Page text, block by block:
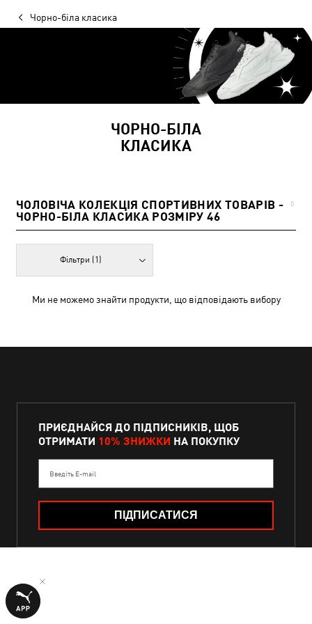
Чорно-біла класика
ЧОРНО-БІЛА
КЛАСИКА
ЧОЛОВІЧА КОЛЕКЦІЯ СПОРТИВНИХ ТОВАРІВ -
ЧОРНО-БІЛА КЛАСИКА РОЗМІРУ 46
0
Фільтри (1)
Ми не можемо знайти продукти, що відповідають вибору
ПРИЄДНАЙСЯ ДО ПІДПИСНИКІВ, ЩОБ
ОТРИМАТИ 10% ЗНИЖКИ НА ПОКУПКУ
Введіть E-mail
ПІДПИСАТИСЯ